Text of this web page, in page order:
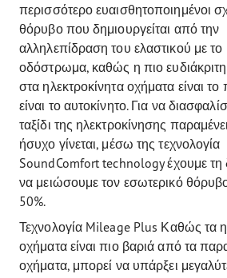
περισσότερο ευαισθητοποιημένοι
θόρυβο που δημιουργείται από την
αλληλεπίδραση του ελαστικού με το
οδόστρωμα, καθώς η πιο
στα ηλεκτροκίνητα οχήματα είναι
είναι το αυτοκίνητο. Για να
ταξίδι της ηλεκτροκίνησης
ήσυχο γίνεται, μέσω της τεχνολογία
SoundComfort technology έχουμε τη
να μειώσουμε τον εσωτερικό
50%.
Τεχνολογία Mileage Plus Καθώς τα
οχήματα είναι πιο βαριά από τα
οχήματα, μπορεί να υπάρξει